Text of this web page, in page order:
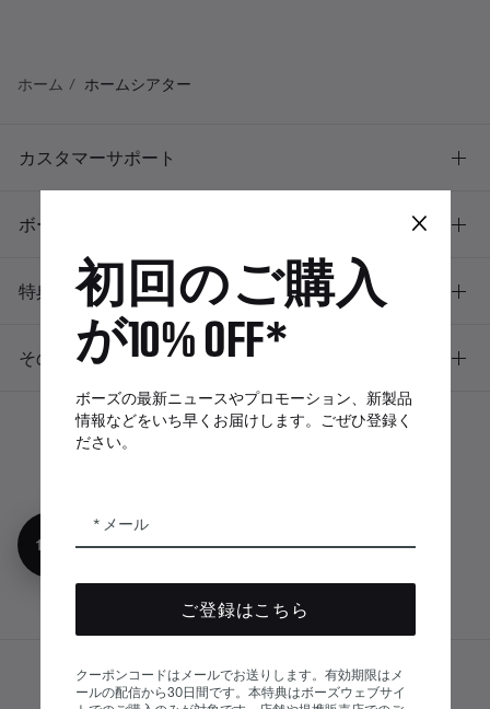
ホーム ホームシアター
カスタマーサポート
ボーズについて
特典
その他のリンク
© Bose Corporation 2026 サイトマップ
×
初回のご購入
が10% OFF*
ボーズの最新ニュースやプロモーション、新製品
情報などをいち早くお届けします。ごぜひ登録く
ださい。
メール
ご登録はこちら
クーポンコードはメールでお送りします。有効期限はメ
ールの配信から30日間です。本特典はボーズウェブサイ
10%オフ